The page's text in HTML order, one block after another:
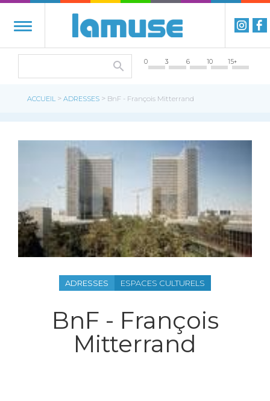
0 3 6 10 15+
ACCUEIL > ADRESSES > BnF - François Mitterrand
ADRESSES ESPACES CULTURELS
BnF - François
Mitterrand